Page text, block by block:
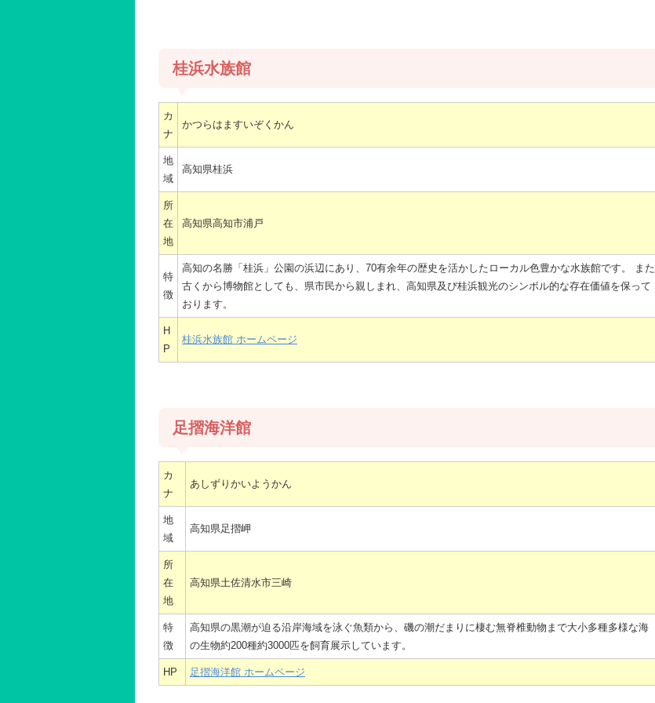
桂浜水族館
カ
ナ
かつらはますいぞくかん
地
域
高知県桂浜
所
在
地
高知県高知市浦戸
特
徴
高知の名勝「桂浜」公園の浜辺にあり、70有余年の歴史を活かしたローカル色豊かな水族館です。 また
古くから博物館としても、県市民から親しまれ、高知県及び桂浜観光のシンボル的な存在価値を保って
おります。
H
P
桂浜水族館 ホームページ
足摺海洋館
カ
ナ
あしずりかいようかん
地
域
高知県足摺岬
所
在
地
高知県土佐清水市三崎
特
徴
高知県の黒潮が迫る沿岸海域を泳ぐ魚類から、磯の潮だまりに棲む無脊椎動物まで大小多種多様な海
の生物約200種約3000匹を飼育展示しています。
HP 足摺海洋館 ホームページ